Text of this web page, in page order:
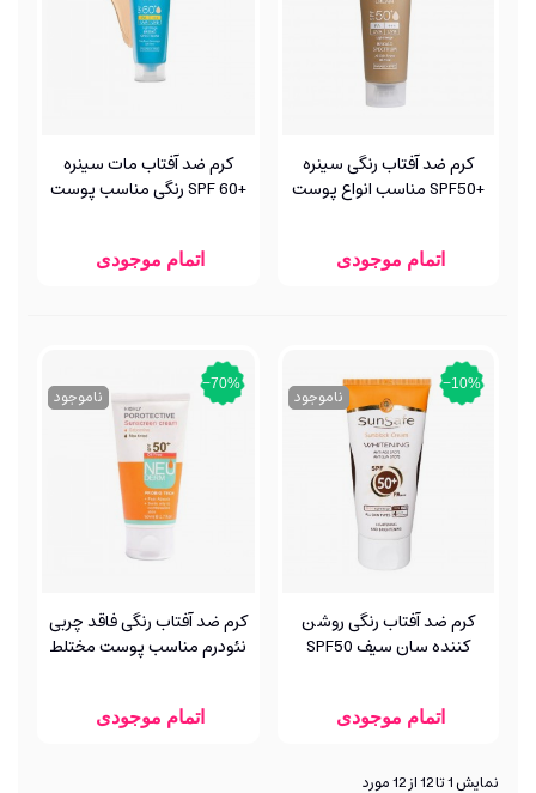
کرم ضد آفتاب رنگی سینره
+SPF50 مناسب انواع پوست
اتمام موجودی
کرم ضد آفتاب مات سینره
+SPF 60 رنگی مناسب پوست
اتمام موجودی
‎−10%
ناموجود
کرم ضد آفتاب رنگی روشن
کننده سان سیف SPF50
اتمام موجودی
‎−70%
ناموجود
کرم ضد آفتاب رنگی فاقد چربی
نئودرم مناسب پوست مختلط
اتمام موجودی
نمایش 1 تا 12 از 12 مورد